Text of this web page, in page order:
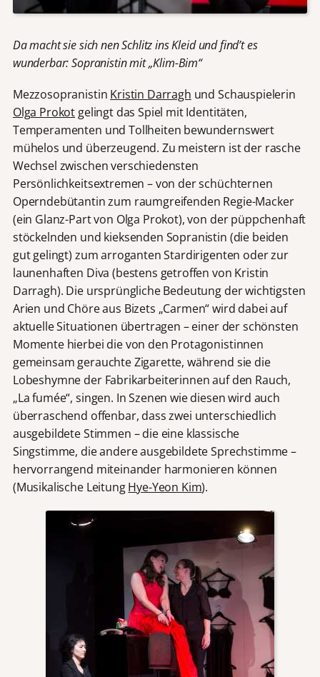
Da macht sie sich nen Schlitz ins Kleid und find’t es
wunderbar: Sopranistin mit „Klim-Bim“
Mezzosopranistin Kristin Darragh und Schauspielerin
Olga Prokot gelingt das Spiel mit Identitäten,
Temperamenten und Tollheiten bewundernswert
mühelos und überzeugend. Zu meistern ist der rasche
Wechsel zwischen verschiedensten
Persönlichkeitsextremen – von der schüchternen
Operndebütantin zum raumgreifenden Regie-Macker
(ein Glanz-Part von Olga Prokot), von der püppchenhaft
stöckelnden und kieksenden Sopranistin (die beiden
gut gelingt) zum arroganten Stardirigenten oder zur
launenhaften Diva (bestens getroffen von Kristin
Darragh). Die ursprüngliche Bedeutung der wichtigsten
Arien und Chöre aus Bizets „Carmen“ wird dabei auf
aktuelle Situationen übertragen – einer der schönsten
Momente hierbei die von den Protagonistinnen
gemeinsam gerauchte Zigarette, während sie die
Lobeshymne der Fabrikarbeiterinnen auf den Rauch,
„La fumée“, singen. In Szenen wie diesen wird auch
überraschend offenbar, dass zwei unterschiedlich
ausgebildete Stimmen – die eine klassische
Singstimme, die andere ausgebildete Sprechstimme –
hervorrangend miteinander harmonieren können
(Musikalische LeitungHye-Yeon Kim).